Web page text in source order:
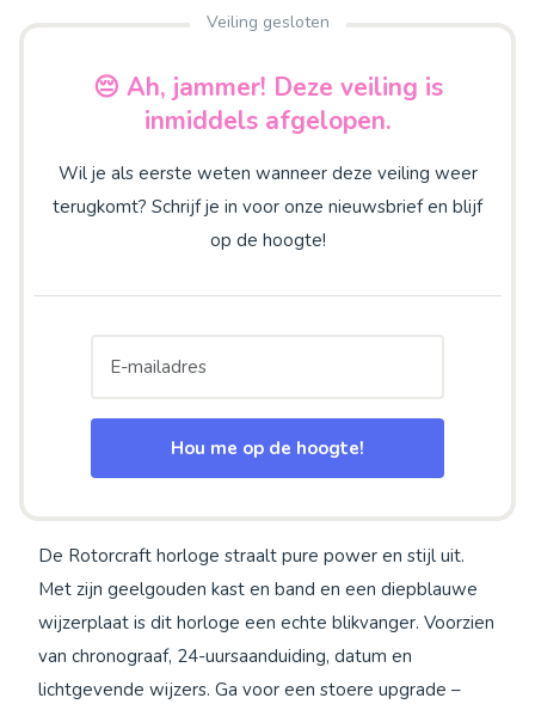
Veiling gesloten
😔 Ah, jammer! Deze veiling is
inmiddels afgelopen.
Wil je als eerste weten wanneer deze veiling weer
terugkomt? Schrijf je in voor onze nieuwsbrief en blijf
op de hoogte!
Hou me op de hoogte!
De Rotorcraft horloge straalt pure power en stijl uit.
Met zijn geelgouden kast en band en een diepblauwe
wijzerplaat is dit horloge een echte blikvanger. Voorzien
van chronograaf, 24-uursaanduiding, datum en
lichtgevende wijzers. Ga voor een stoere upgrade –